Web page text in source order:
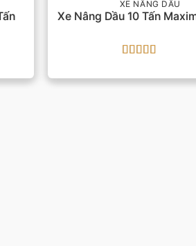
XE NÂNG DẦU
Xe Nâng Dầu 10 Tấn
hạng55 sao